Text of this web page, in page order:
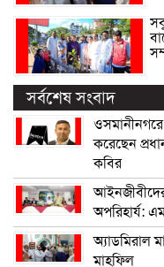
সর্বশেষ সংবাদ
করেছেন
কবির
আইনজীবীদের
অপরিহার্য:
অ্যাডমিরাল
মাহফিল